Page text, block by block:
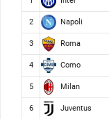
2 Napoli
3 Roma
4 Como
5 Milan
6 Juventus